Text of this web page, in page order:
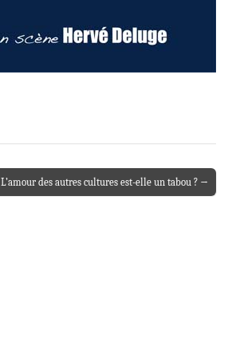
L’amour des autres cultures est-elle un tabou ? →